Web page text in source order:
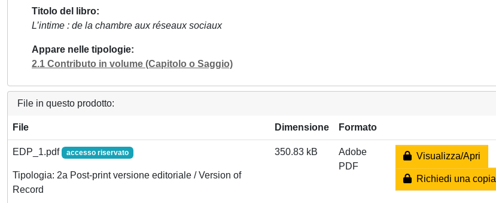
Titolo del libro
L’intime : de la chambre aux réseaux sociaux
Appare nelle tipologie
2.1 Contributo in volume (Capitolo o Saggio)
File in questo prodotto:
File Dimensione Formato
EDP_1.pdf accesso riservato
Tipologia: 2a Post-print versione editoriale / Version of
Record
350.83 kB
Adobe
PDF
Visualizza/Apri
Richiedi una copia